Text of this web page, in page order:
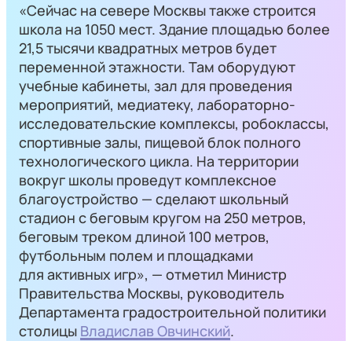
«Сейчас на севере Москвы также строится
школа на 1050 мест. Здание площадью более
21,5 тысячи квадратных метров будет
переменной этажности. Там оборудуют
учебные кабинеты, зал для проведения
мероприятий, медиатеку, лабораторно-
исследовательские комплексы, робоклассы,
спортивные залы, пищевой блок полного
технологического цикла. На территории
вокруг школы проведут комплексное
благоустройство — сделают школьный
стадион с беговым кругом на 250 метров,
беговым треком длиной 100 метров,
футбольным полем и площадками
для активных игр», — отметил Министр
Правительства Москвы, руководитель
Департамента градостроительной политики
столицы Владислав Овчинский.